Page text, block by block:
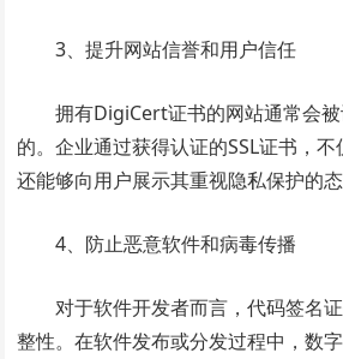
3、提升网站信誉和用户信任
拥有DigiCert证书的网站通常会
的。企业通过获得认证的SSL证书，不
还能够向用户展示其重视隐私保护的
4、防止恶意软件和病毒传播
对于软件开发者而言，代码签名
整性。在软件发布或分发过程中，数